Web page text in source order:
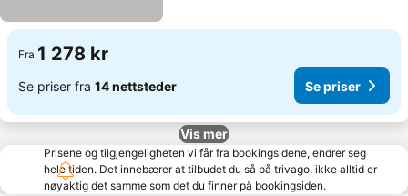
Fra 1 278 kr
Se priser fra 14 nettsteder Se priser
Vis mer
Prisene og tilgjengeligheten vi får fra bookingsidene, endrer seg
hele tiden. Det innebærer at tilbudet du så på trivago, ikke alltid er
nøyaktig det samme som det du finner på bookingsiden.